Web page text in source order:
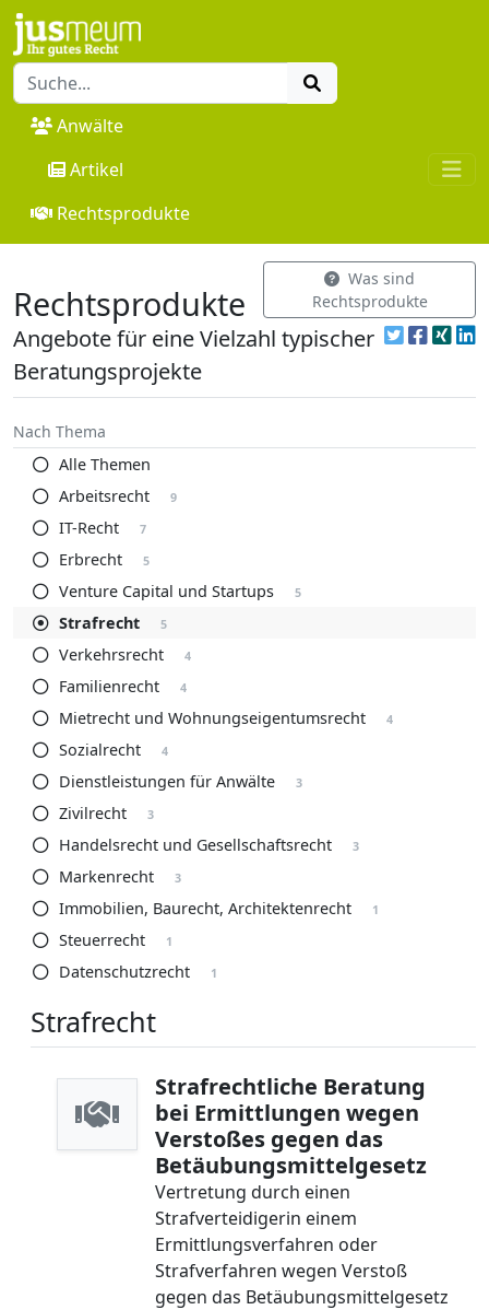
Anwälte
Artikel
Rechtsprodukte
Rechtsprodukte
Was sind
Rechtsprodukte
Angebote für eine Vielzahl typischer
Beratungsprojekte
Nach Thema
Alle Themen
Arbeitsrecht
9
IT-Recht 7
Erbrecht 5
Venture Capital und Startups 5
Strafrecht 5
Verkehrsrecht 4
Familienrecht 4
Mietrecht und Wohnungseigentumsrecht 4
Sozialrecht 4
Dienstleistungen für Anwälte 3
Zivilrecht 3
Handelsrecht und Gesellschaftsrecht 3
Markenrecht 3
Immobilien, Baurecht, Architektenrecht 1
Steuerrecht 1
Datenschutzrecht 1
Strafrecht
Strafrechtliche Beratung
bei Ermittlungen wegen
Verstoßes gegen das
Betäubungsmittelgesetz
Vertretung durch einen
Strafverteidigerin einem
Ermittlungsverfahren oder
Strafverfahren wegen Verstoß
gegen das Betäubungsmittelgesetz